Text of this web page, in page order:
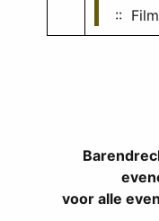
:: Film
voor alle